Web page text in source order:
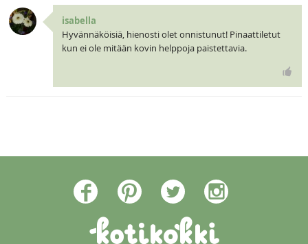
isabella
Hyvännäköisiä, hienosti olet onnistunut! Pinaattiletut
kun ei ole mitään kovin helppoja paistettavia.